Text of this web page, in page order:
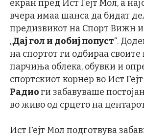
екран пред Ист Гејт Мол, а
вчера имаа шанса да бидат
предизвикот на Спорт Вижн
„Дај гол и добиј попуст“.
на спортот ги одбираа
парчиња облека, обувки и
спортскиот корнер во Ист
Радиоги забавуваше
во живо од срцето на
Ист Гејт Мол подготвува